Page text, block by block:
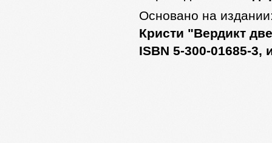
Основано на
Кристи "Вердикт
ISBN 5-300-01685-3,